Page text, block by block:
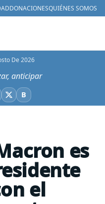
DONACIONESQUIÉNES SOMOS
De 2026
anticipar
X BBluesky
es
el